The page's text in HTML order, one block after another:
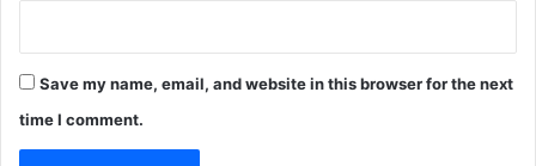
Save my name, email, and website in this browser for the next
time I comment.